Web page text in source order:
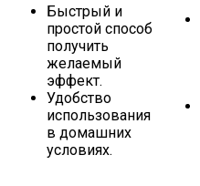
Быстрый и
простой способ
получить
желаемый
эффект.
Удобство
использования
в домашних
условиях.